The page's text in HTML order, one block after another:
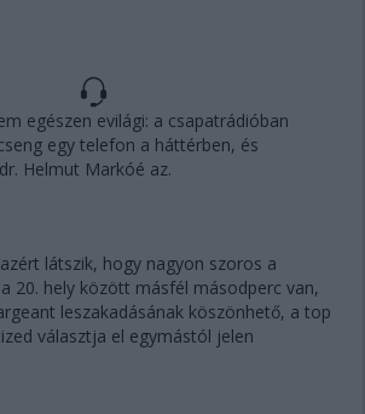
egészen evilági: a csapatrádióban
egy telefon a háttérben, és
Helmut Markóé az.
látszik, hogy nagyon szoros a
20. hely között másfél másodperc van,
leszakadásának köszönhető, a top
választja el egymástól jelen